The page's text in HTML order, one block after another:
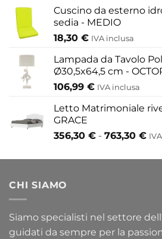
Cuscino da esterno
sedia - MEDIO
18,30 € IVA inclusa
Lampada da Tavolo
Ø30,5x64,5 cm -
106,99 € IVA inclusa
Letto Matrimoniale
GRACE
356,30 € - 763,30 €
CHI SIAMO
Siamo specialisti nel settore dell'
guidati da sempre per la